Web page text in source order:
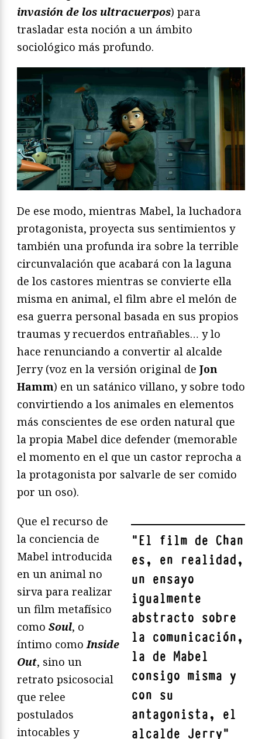
invasión de los ultracuerpos) para
trasladar esta noción a un ámbito
sociológico más profundo.
De ese modo, mientras Mabel, la luchadora
protagonista, proyecta sus sentimientos y
también una profunda ira sobre la terrible
circunvalación que acabará con la laguna
de los castores mientras se convierte ella
misma en animal, el film abre el melón de
esa guerra personal basada en sus propios
traumas y recuerdos entrañables… y lo
hace renunciando a convertir al alcalde
Jerry (voz en la versión original de Jon
Hamm) en un satánico villano, y sobre todo
convirtiendo a los animales en elementos
más conscientes de ese orden natural que
la propia Mabel dice defender (memorable
el momento en el que un castor reprocha a
la protagonista por salvarle de ser comido
por un oso).
"El film de Chan
es, en realidad,
un ensayo
igualmente
abstracto sobre
la comunicación,
la de Mabel
consigo misma y
con su
antagonista, el
alcalde Jerry"
Que el recurso de
la conciencia de
Mabel introducida
en un animal no
sirva para realizar
un film metafísico
como Soul, o
íntimo comoInside
Out, sino un
retrato psicosocial
que relee
postulados
intocables y